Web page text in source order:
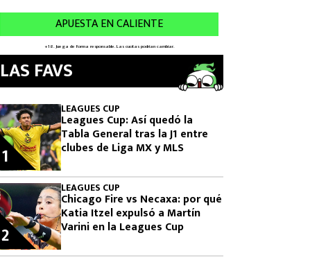
LAS FAVS
LEAGUES CUP
Leagues Cup: Así quedó la
Tabla General tras la J1 entre
clubes de Liga MX y MLS
1
LEAGUES CUP
Chicago Fire vs Necaxa: por qué
Katia Itzel expulsó a Martín
Varini en la Leagues Cup
2